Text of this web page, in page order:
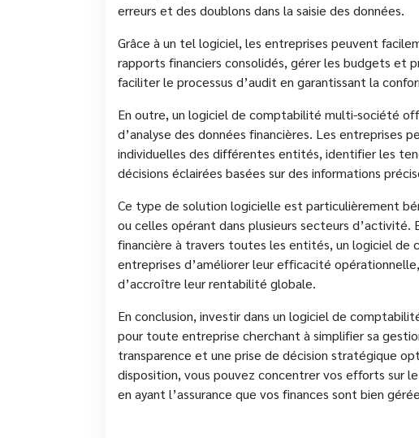
erreurs et des doublons dans la saisie des données.
Grâce à un tel logiciel, les entreprises peuvent
rapports financiers consolidés, gérer les budgets et
faciliter le processus d’audit en garantissant la
En outre, un logiciel de comptabilité multi-société
d’analyse des données financières. Les entreprises
individuelles des différentes entités, identifier les
décisions éclairées basées sur des informations
Ce type de solution logicielle est particulièrement
ou celles opérant dans plusieurs secteurs
financière à travers toutes les entités, un logiciel
entreprises d’améliorer leur efficacité
d’accroître leur rentabilité globale.
En conclusion, investir dans un logiciel de
pour toute entreprise cherchant à simplifier sa
transparence et une prise de décision stratégique
disposition, vous pouvez concentrer vos efforts sur
en ayant l’assurance que vos finances sont bien